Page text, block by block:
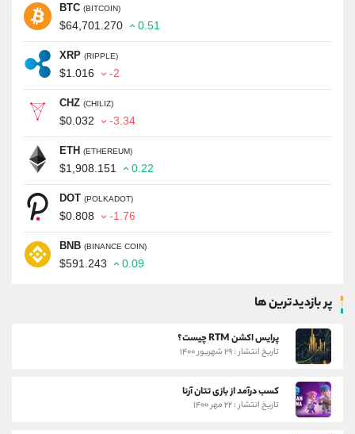
BTC (BITCOIN)
$64,701.270 0.51
XRP (RIPPLE)
$1.016 -2
CHZ (CHILIZ)
$0.032 -3.34
ETH (ETHEREUM)
$1,908.151 0.22
DOT (POLKADOT)
$0.808 -1.76
BNB (BINANCE COIN)
$591.243 0.09
پر بازدیدترین ها
پرایس اکشن RTM چیست؟
تاریخ انتشار : ۲۹ شهریور ۱۴۰۰
کسب درآمد از بازی تتان آرنا
تاریخ انتشار : ۲۲ مهر ۱۴۰۰